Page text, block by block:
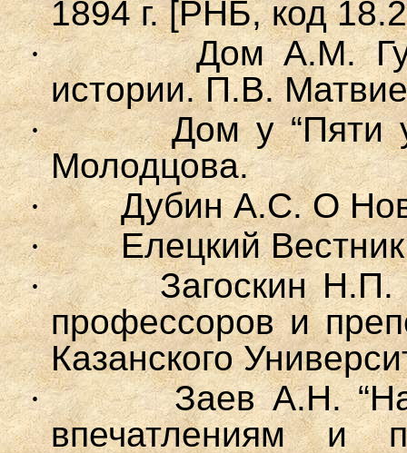
1894 г. [РНБ, код
·
Дом А.М.
истории. П.В.
·
Дом у “Пяти
Молодцова.
·
Дубин А.С.О
·
Елецкий
·
Загоскин Н.П.
профессоров и
Казанского
·
Заев А.Н. “
впечатлениям и